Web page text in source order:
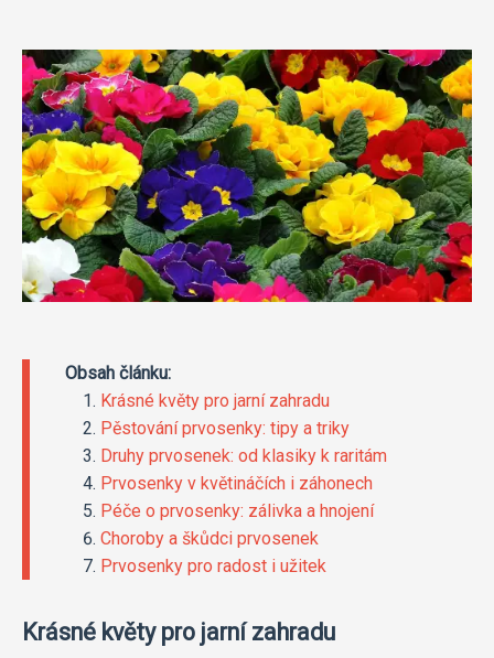
Obsah článku:
Krásné květy pro jarní zahradu
Pěstování prvosenky: tipy a triky
Druhy prvosenek: od klasiky k raritám
Prvosenky v květináčích i záhonech
Péče o prvosenky: zálivka a hnojení
Choroby a škůdci prvosenek
Prvosenky pro radost i užitek
Krásné květy pro jarní zahradu